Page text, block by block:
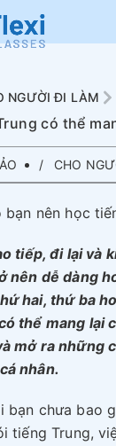
NGƯỜI ĐI LÀM
có thể
CHO
bạn nên học
tiếp, đi lại và
nên dễ dàng
hai, thứ ba
thể mang lại
mở ra những
nhân.
bạn chưa bao
tiếng Trung,